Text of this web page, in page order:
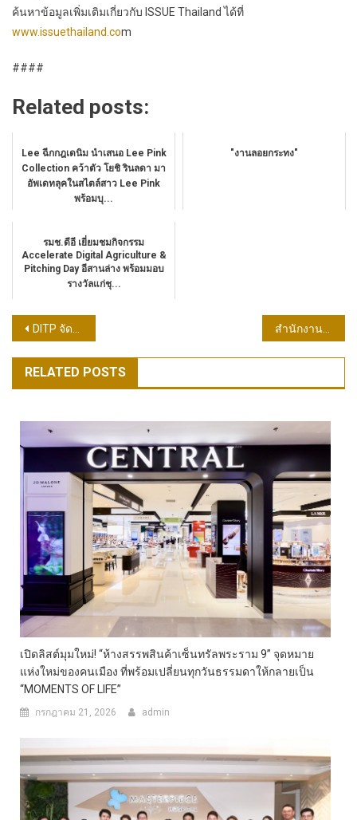
ค้นหาข้อมูลเพิ่มเติมเกี่ยวกับ ISSUE Thailand ได้ที่
www.issuethailand.com
####
Related posts:
Lee ฉีกกฎเดนิม นำเสนอ Lee Pink
Collection คว้าตัว โยชิ รินลดา มา
อัพเดทลุคในสไตล์สาว Lee Pink
พร้อมบุ...
"งานลอยกระทง"
รมช.ดีอี เยี่ยมชมกิจกรรม
Accelerate Digital Agriculture &
Pitching Day อีสานล่าง พร้อมมอบ
รางวัลแก่ชุ...
แนะแนว
เรื่อง
DITP จัดเจรจาธุรกิจให้ SMEs ต้นกล้า ทู โกล กับห้างค้าปลีก หวังรับออเดอร์ 1 ปี 100 ล้านบาท สำนักงานส่งเสริมการค้าในต่างประเทศกรุงกัวลาลัมเปอร์ โชว์ผลงานโปรเจคเด่น โกยเงินเข้าประเทศหลายสิบล้าน
RELATED POSTS
เปิดลิสต์มุมใหม่! “ห้างสรรพสินค้าเซ็นทรัลพระราม 9” จุดหมาย
แห่งใหม่ของคนเมือง ที่พร้อมเปลี่ยนทุกวันธรรมดาให้กลายเป็น
“MOMENTS OF LIFE”
กรกฎาคม 21, 2026 admin